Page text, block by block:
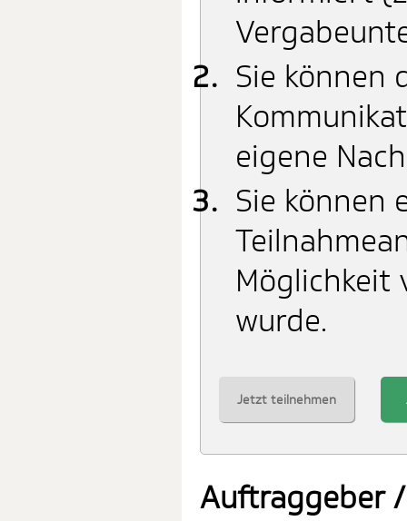
Sie können
eigene
Sie können
Möglichkeit
wurde.
Jetzt teilnehmen
Auftraggeber